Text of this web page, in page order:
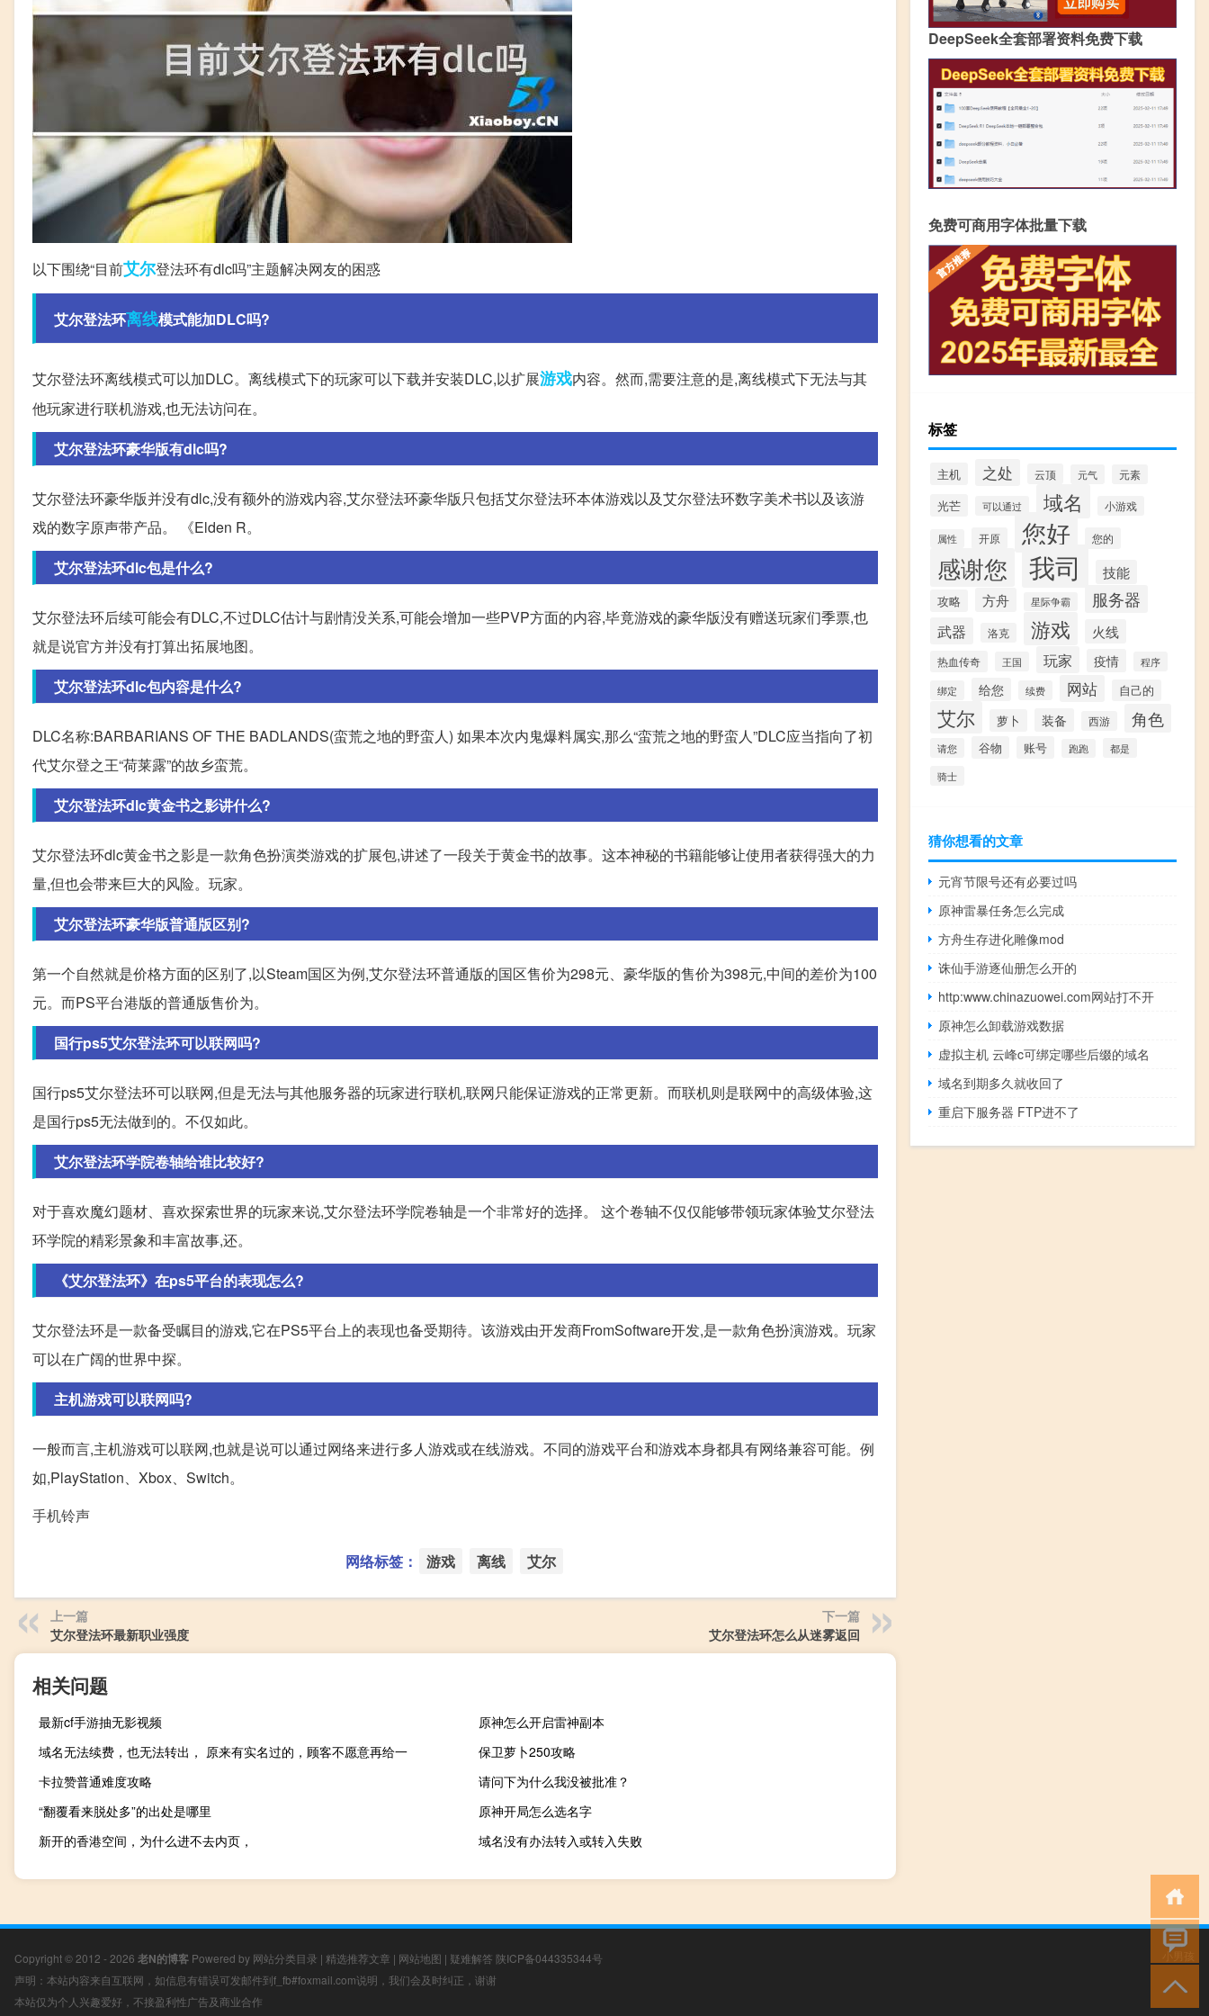
以下围绕“目前艾尔登法环有dlc吗”主题解决网友的困惑
艾尔登法环离线模式能加DLC吗?
艾尔登法环离线模式可以加DLC。离线模式下的玩家可以下载并安装DLC,以扩展游戏内容。然而,需要注意的是,离线模式下无法与其
他玩家进行联机游戏,也无法访问在。
艾尔登法环豪华版有dlc吗?
艾尔登法环豪华版并没有dlc,没有额外的游戏内容,艾尔登法环豪华版只包括艾尔登法环本体游戏以及艾尔登法环数字美术书以及该游
戏的数字原声带产品。 《Elden R。
艾尔登法环dlc包是什么?
艾尔登法环后续可能会有DLC,不过DLC估计与剧情没关系,可能会增加一些PVP方面的内容,毕竟游戏的豪华版没有赠送玩家们季票,也
就是说官方并没有打算出拓展地图。
艾尔登法环dlc包内容是什么?
DLC名称:BARBARIANS OF THE BADLANDS(蛮荒之地的野蛮人) 如果本次内鬼爆料属实,那么“蛮荒之地的野蛮人”DLC应当指向了初
代艾尔登之王“荷莱露”的故乡蛮荒。
艾尔登法环dlc黄金书之影讲什么?
艾尔登法环dlc黄金书之影是一款角色扮演类游戏的扩展包,讲述了一段关于黄金书的故事。这本神秘的书籍能够让使用者获得强大的力
量,但也会带来巨大的风险。玩家。
艾尔登法环豪华版普通版区别?
第一个自然就是价格方面的区别了,以Steam国区为例,艾尔登法环普通版的国区售价为298元、豪华版的售价为398元,中间的差价为100
元。而PS平台港版的普通版售价为。
国行ps5艾尔登法环可以联网吗?
国行ps5艾尔登法环可以联网,但是无法与其他服务器的玩家进行联机,联网只能保证游戏的正常更新。而联机则是联网中的高级体验,这
是国行ps5无法做到的。不仅如此。
艾尔登法环学院卷轴给谁比较好?
对于喜欢魔幻题材、喜欢探索世界的玩家来说,艾尔登法环学院卷轴是一个非常好的选择。 这个卷轴不仅仅能够带领玩家体验艾尔登法
环学院的精彩景象和丰富故事,还。
《艾尔登法环》在ps5平台的表现怎么?
艾尔登法环是一款备受瞩目的游戏,它在PS5平台上的表现也备受期待。该游戏由开发商FromSoftware开发,是一款角色扮演游戏。玩家
可以在广阔的世界中探。
主机游戏可以联网吗?
一般而言,主机游戏可以联网,也就是说可以通过网络来进行多人游戏或在线游戏。不同的游戏平台和游戏本身都具有网络兼容可能。例
如,PlayStation、Xbox、Switch。
手机铃声
网络标签： 游戏 离线 艾尔
上一篇
艾尔登法环最新职业强度
下一篇
艾尔登法环怎么从迷雾返回
相关问题
最新cf手游抽无影视频
原神怎么开启雷神副本
域名无法续费，也无法转出， 原来有实名过的，顾客不愿意再给一
保卫萝卜250攻略
卡拉赞普通难度攻略
请问下为什么我没被批准？
“翻覆看来脱处多”的出处是哪里
原神开局怎么选名字
新开的香港空间，为什么进不去内页，
域名没有办法转入或转入失败
DeepSeek全套部署资料免费下载
免费可商用字体批量下载
标签
主机 之处 云顶 元气 元素
光芒 可以通过 域名 小游戏
属性 开原 您好 您的
感谢您 我司 技能
攻略 方舟 星际争霸 服务器
武器 洛克 游戏 火线
热血传奇 王国 玩家 疫情
程序
绑定
给您 续费 网站 自己的
艾尔 萝卜 装备 西游 角色
请您 谷物 账号 跑跑
都是
骑士
猜你想看的文章
元宵节限号还有必要过吗
原神雷暴任务怎么完成
方舟生存进化雕像mod
诛仙手游逐仙册怎么开的
http:www.chinazuowei.com网站打不开
原神怎么卸载游戏数据
虚拟主机 云峰c可绑定哪些后缀的域名
域名到期多久就收回了
重启下服务器 FTP进不了
Copyright © 2012 - 2026 老N的博客 Powered by 网站分类目录 | 精选推荐文章 | 网站地图 | 疑难解答 陕ICP备044335344号
声明：本站内容来自互联网，如信息有错误可发邮件到f_fb#foxmail.com说明，我们会及时纠正，谢谢
本站仅为个人兴趣爱好，不接盈利性广告及商业合作
小男孩